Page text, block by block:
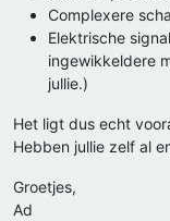
Complexere
Elektrische
ingewikkeldere
jullie.)
Het ligt dus echt
Hebben jullie zelf al
Groetjes,
Ad